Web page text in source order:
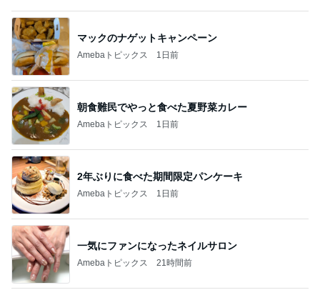
マックのナゲットキャンペーン
Amebaトピックス 1日前
朝食難民でやっと食べた夏野菜カレー
Amebaトピックス 1日前
2年ぶりに食べた期間限定パンケーキ
Amebaトピックス 1日前
一気にファンになったネイルサロン
Amebaトピックス 21時間前